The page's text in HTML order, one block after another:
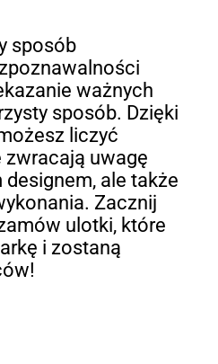
sposób
ważnych
sposób. Dzięki
liczyć
zwracają uwagę
ale także
Zacznij
ulotki, które
i zostaną